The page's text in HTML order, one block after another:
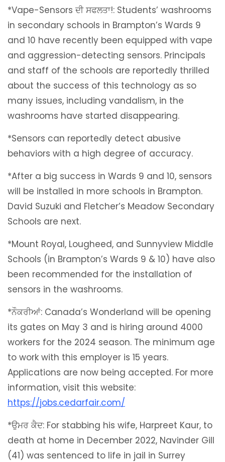
*Vape-Sensors ਦੀ ਸਫਲਤਾ!: Students’ washrooms
in secondary schools in Brampton’s Wards 9
and 10 have recently been equipped with vape
and aggression-detecting sensors. Principals
and staff of the schools are reportedly thrilled
about the success of this technology as so
many issues, including vandalism, in the
washrooms have started disappearing.
*Sensors can reportedly detect abusive
behaviors with a high degree of accuracy.
*After a big success in Wards 9 and 10, sensors
will be installed in more schools in Brampton.
David Suzuki and Fletcher’s Meadow Secondary
Schools are next.
*Mount Royal, Lougheed, and Sunnyview Middle
Schools (in Brampton’s Wards 9 & 10) have also
been recommended for the installation of
sensors in the washrooms.
*ਨੌਕਰੀਆਂ: Canada’s Wonderland will be opening
its gates on May 3 and is hiring around 4000
workers for the 2024 season. The minimum age
to work with this employer is 15 years.
Applications are now being accepted. For more
information, visit this website:
https://jobs.cedarfair.com/
*ਉਮਰ ਕੈਦ: For stabbing his wife, Harpreet Kaur, to
death at home in December 2022, Navinder Gill
(41) was sentenced to life in jail in Surrey